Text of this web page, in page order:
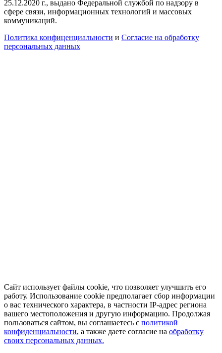
25.12.2020 г., выдано Федеральной службой по надзору в
сфере связи, информационных технологий и массовых
коммуникаций.
Политика конфиценциальности и Согласие на обработку
персональных данных
Сайт использует файлы cookie, что позволяет улучшить его
работу. Использование cookie предполагает сбор информации
о вас технического характера, в частности IP-адрес региона
вашего местоположения и другую информацию. Продолжая
пользоваться сайтом, вы соглашаетесь с политикой
конфиденциальности, а также даете согласие на обработку
своих персональных данных.